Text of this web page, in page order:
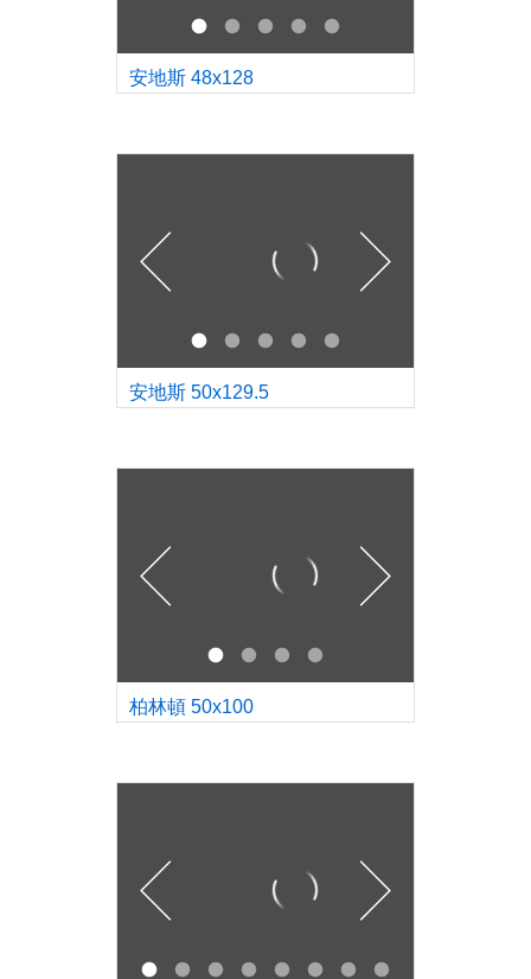
安地斯 48x128
安地斯 50x129.5
柏林頓 50x100